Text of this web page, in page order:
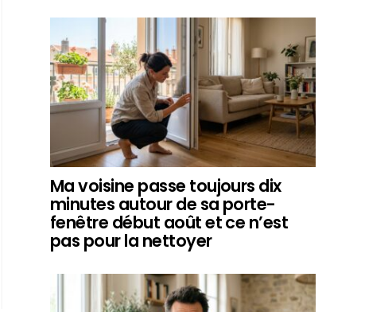
Ma voisine passe toujours dix
minutes autour de sa porte-
fenêtre début août et ce n’est
pas pour la nettoyer